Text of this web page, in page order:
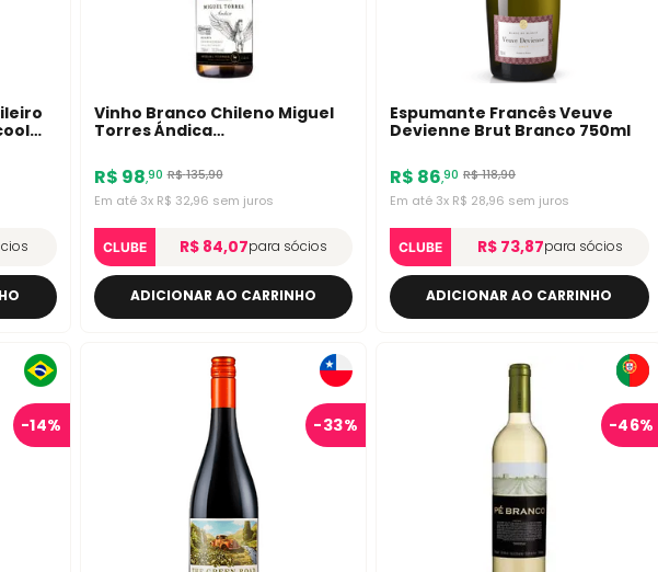
Vinho Branco Chileno Miguel
Torres Ándica
750ml
R$ 98,90 R$135,90
Em até 3x R$ 32,96 sem juros
CLUBE R$ 84,07para sócios
ADICIONAR AO CARRINHO
Espumante Francês Veuve
Devienne Brut Branco 750ml
R$ 86,90 R$118,90
Em até 3x R$ 28,96 sem juros
CLUBE R$ 73,87para sócios
ADICIONAR AO CARRINHO
-14% -33% -46%